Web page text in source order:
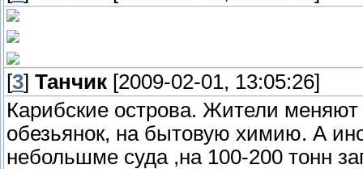
[3] Танчик [2009-02-01, 13:05:26]
Карибские острова. Жители
обезьянок, на бытовую химию. А
небольшме суда ,на 100-200 тонн